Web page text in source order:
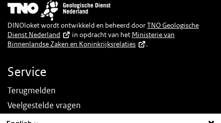
Afbeelding
DINOloket wordt ontwikkeld en beheerd doorTNO Geologische
Dienst Nederland
in opdracht van het Ministerie van
Binnenlandse Zaken en Koninkrijksrelaties
.
Service
Terugmelden
Veelgestelde vragen
Nieuws